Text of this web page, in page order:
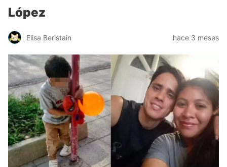
López
Elisa Beristain hace 3 meses